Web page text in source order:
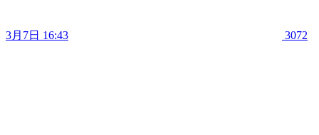
3月7日 16:43 3072